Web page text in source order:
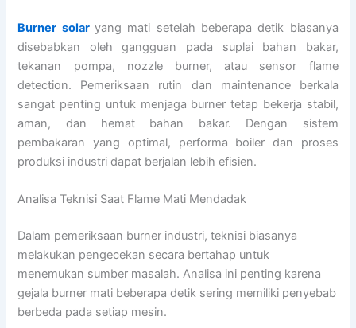
Burner solar yang mati setelah beberapa detik biasanya
disebabkan oleh gangguan pada suplai bahan bakar,
tekanan pompa, nozzle burner, atau sensor flame
detection. Pemeriksaan rutin dan maintenance berkala
sangat penting untuk menjaga burner tetap bekerja stabil,
aman, dan hemat bahan bakar. Dengan sistem
pembakaran yang optimal, performa boiler dan proses
produksi industri dapat berjalan lebih efisien.
Analisa Teknisi Saat Flame Mati Mendadak
Dalam pemeriksaan burner industri, teknisi biasanya
melakukan pengecekan secara bertahap untuk
menemukan sumber masalah. Analisa ini penting karena
gejala burner mati beberapa detik sering memiliki penyebab
berbeda pada setiap mesin.